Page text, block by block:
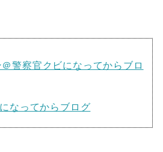
警察官クビになってからブロ
なってからブログ